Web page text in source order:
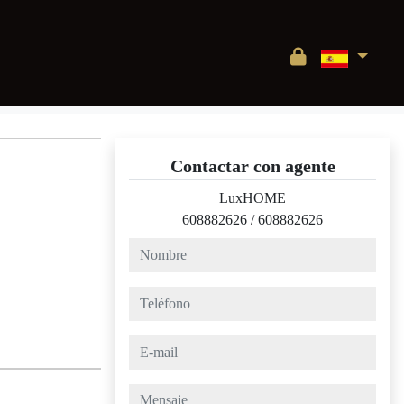
Contactar con agente
LuxHOME
608882626 /608882626
nombre
teléfono
e-mail
mensaje